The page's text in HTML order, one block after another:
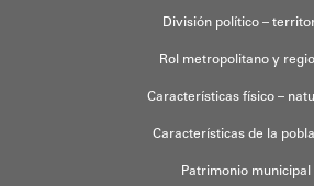
División político –
Rol metropolitano y
Características físico –
Características de la
Patrimonio municipal